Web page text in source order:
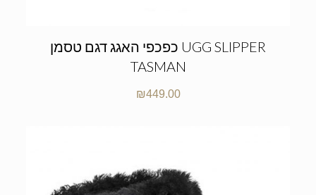
כפכפי האגג דגם טסמן UGG SLIPPER
TASMAN
₪449.00